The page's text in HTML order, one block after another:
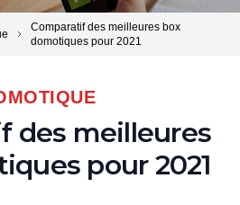
Comparatif des meilleures box
domotiques pour 2021
des meilleures
pour 2021